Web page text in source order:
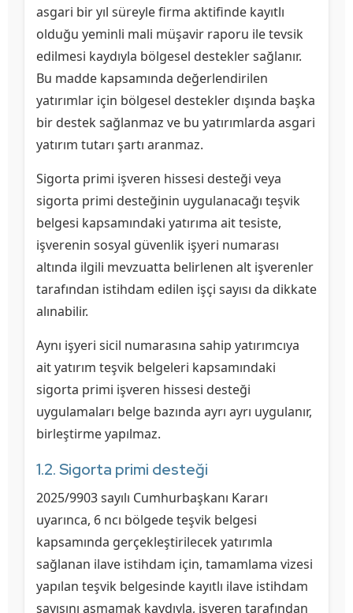
asgari bir yıl süreyle firma aktifinde kayıtlı
olduğu yeminli mali müşavir raporu ile tevsik
edilmesi kaydıyla bölgesel destekler sağlanır.
Bu madde kapsamında değerlendirilen
yatırımlar için bölgesel destekler dışında başka
bir destek sağlanmaz ve bu yatırımlarda asgari
yatırım tutarı şartı aranmaz.
Sigorta primi işveren hissesi desteği veya
sigorta primi desteğinin uygulanacağı teşvik
belgesi kapsamındaki yatırıma ait tesiste,
işverenin sosyal güvenlik işyeri numarası
altında ilgili mevzuatta belirlenen alt işverenler
tarafından istihdam edilen işçi sayısı da dikkate
alınabilir.
Aynı işyeri sicil numarasına sahip yatırımcıya
ait yatırım teşvik belgeleri kapsamındaki
sigorta primi işveren hissesi desteği
uygulamaları belge bazında ayrı ayrı uygulanır,
birleştirme yapılmaz.
1.2. Sigorta primi desteği
2025/9903 sayılı Cumhurbaşkanı Kararı
uyarınca, 6 ncı bölgede teşvik belgesi
kapsamında gerçekleştirilecek yatırımla
sağlanan ilave istihdam için, tamamlama vizesi
yapılan teşvik belgesinde kayıtlı ilave istihdam
sayısını aşmamak kaydıyla, işveren tarafından